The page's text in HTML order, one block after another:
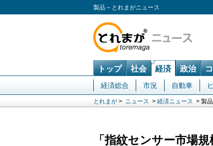
製品 – とれまがニュース
トップ 社会 経済 政治
経済総合 市況 自動車
とれまが > ニュース > 経済ニュース > 製品
「指紋センサー市場